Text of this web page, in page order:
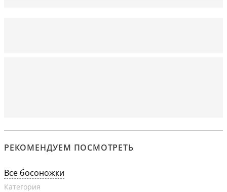
РЕКОМЕНДУЕМ ПОСМОТРЕТЬ
Все босоножки
Категория